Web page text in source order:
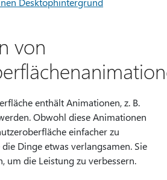
von
enthält Animationen, z. B.
Obwohl diese Animationen
einfacher zu
Dinge etwas verlangsamen. Sie
um die Leistung zu verbessern.